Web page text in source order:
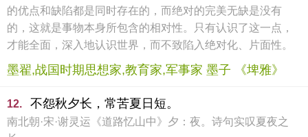
的优点和缺陷都是同时存在的，而绝对的完美无缺是没有
的，这就是事物本身所包含的相对性。只有认识了这一点，
才能全面，深入地认识世界，而不致陷入绝对化、片面性。
墨翟,战国时期思想家,教育家,军事家 墨子 《埤雅》
12. 不怨秋夕长，常苦夏日短。
南北朝·宋·谢灵运《道路忆山中》夕：夜。诗句实叹夏夜之